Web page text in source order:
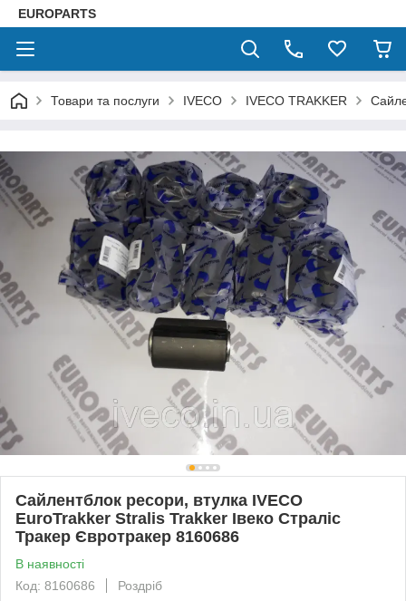
EUROPARTS
Товари та послуги IVECO IVECO TRAKKER
Сайлентблок ресори, втулка IVECO
EuroTrakker Stralis Trakker Івеко Страліс
Тракер Євротракер 8160686
В наявності
Код: 8160686
Роздріб